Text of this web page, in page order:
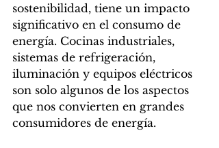
sostenibilidad, tiene un impacto
significativo en el consumo de
energía. Cocinas industriales,
sistemas de refrigeración,
iluminación y equipos eléctricos
son solo algunos de los aspectos
que nos convierten en grandes
consumidores de energía.